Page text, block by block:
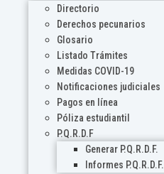
Directorio
Derechos pecunarios
Glosario
Listado Trámites
Medidas COVID-19
Notificaciones judiciales
Pagos en línea
Póliza estudiantil
P.Q.R.D.F
Generar P.Q.R.D.F.
Informes P.Q.R.D.F.